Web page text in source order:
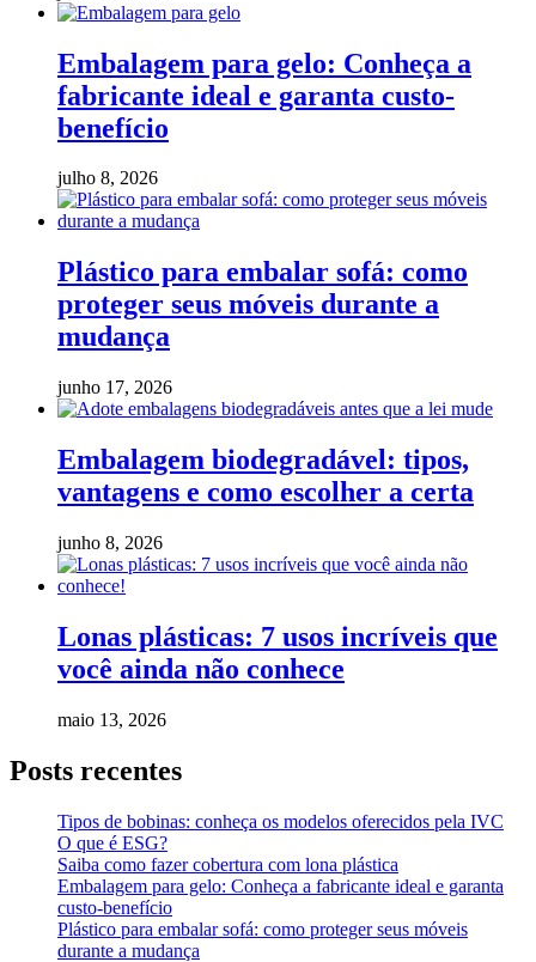
Embalagem para gelo: Conheça a
fabricante ideal e garanta custo-
benefício
julho 8, 2026
Plástico para embalar sofá: como
proteger seus móveis durante a
mudança
junho 17, 2026
Embalagem biodegradável: tipos,
vantagens e como escolher a certa
junho 8, 2026
Lonas plásticas: 7 usos incríveis que
você ainda não conhece
maio 13, 2026
Posts recentes
Tipos de bobinas: conheça os modelos oferecidos pela IVC
O que é ESG?
Saiba como fazer cobertura com lona plástica
Embalagem para gelo: Conheça a fabricante ideal e garanta
custo-benefício
Plástico para embalar sofá: como proteger seus móveis
durante a mudança